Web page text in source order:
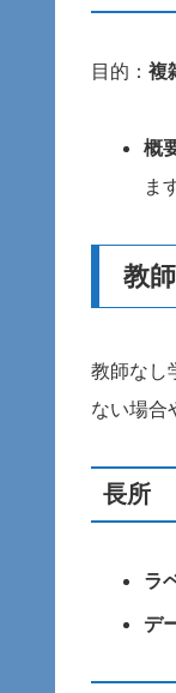
目的： 複
概
ま
教
教師なし
ない場合
長所
ラ
デ